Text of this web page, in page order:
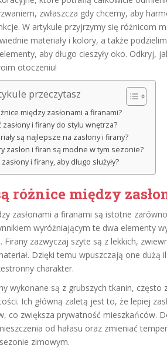
zwłaszcza gdy chcemy, aby
W artykule przyjrzymy się różnicom
materiały i kolory, a także
aby długo cieszyły oko. Odkryj,
otoczeniu!
przeczytasz
między zasłonami a firanami?
zasłony i firany do stylu wnętrza?
są najlepsze na zasłony i firany?
zasłon i firan są modne w tym sezonie?
i firany, aby długo służyły?
różnice między
zasłonami a firanami są istotne
wyróżniającym te dwa elementy
Firany zazwyczaj szyte są z lekkich,
Dzięki temu wpuszczają one dużą
charakter.
wykonane są z grubszych tkanin,
Ich główną zaletą jest to, że lepiej
co zwiększa prywatność mieszkańców.
od hałasu oraz zmieniać
zimowym.